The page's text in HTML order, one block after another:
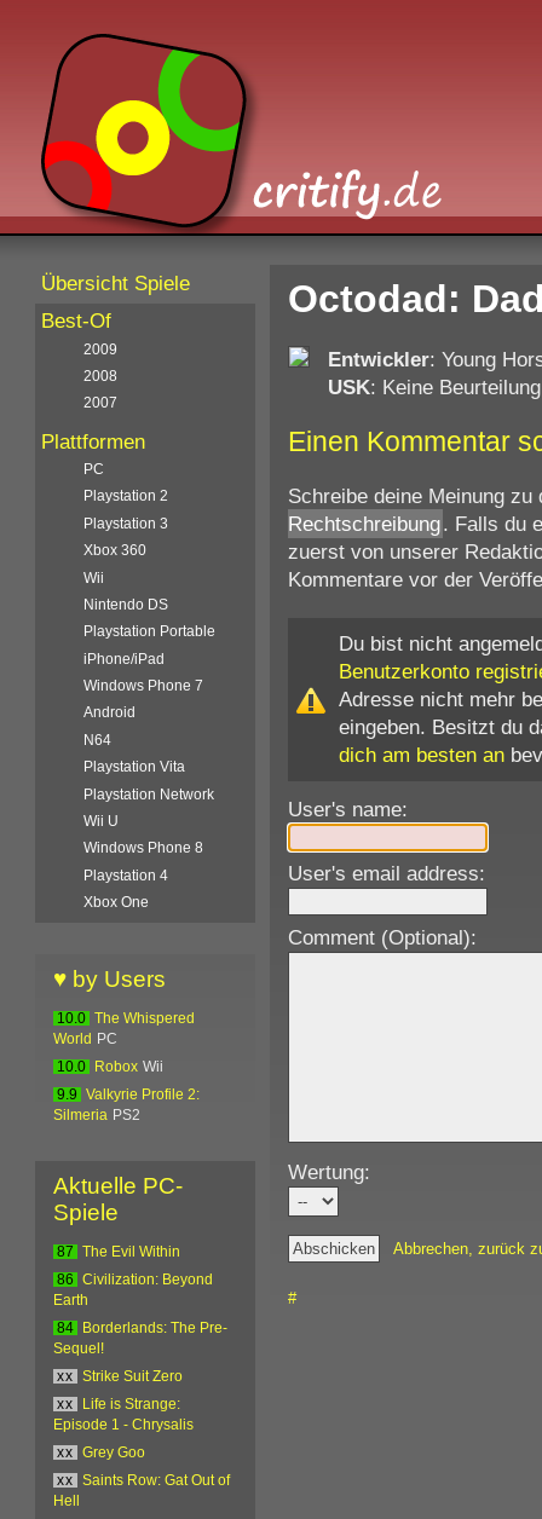
Octodad:
Entwickler: Young
USK: Keine Beurteilung
Einen Kommentar
Schreibe deine Meinung
Rechtschreibung. Falls du
zuerst von unserer
Kommentare vor der
Du bist nicht
Benutzerkonto
Adresse nicht mehr
eingeben. Besitzt du
dich am besten an
User's name:
User's email address:
Comment (Optional):
Wertung:
Abbrechen, zurück
#
Übersicht Spiele
Best-Of
2009
2008
2007
Plattformen
PC
Playstation 2
Playstation 3
Xbox 360
Wii
Nintendo DS
Playstation Portable
iPhone/iPad
Windows Phone 7
Android
N64
Playstation Vita
Playstation Network
Wii U
Windows Phone 8
Playstation 4
Xbox One
♥ by Users
10.0
The Whispered
World
PC
10.0
Robox Wii
9.9
Valkyrie Profile 2:
Silmeria PS2
Aktuelle PC-
Spiele
87
The Evil Within
86
Civilization: Beyond
Earth
84
Borderlands: The Pre-
Sequel!
xx
Strike Suit Zero
xx
Life is Strange:
Episode 1 - Chrysalis
xx
Grey Goo
xx
Saints Row: Gat Out of
Hell